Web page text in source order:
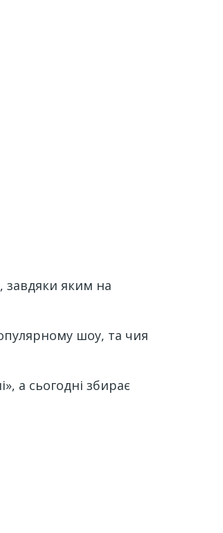
завдяки яким на
шоу, та чия
а сьогодні збирає